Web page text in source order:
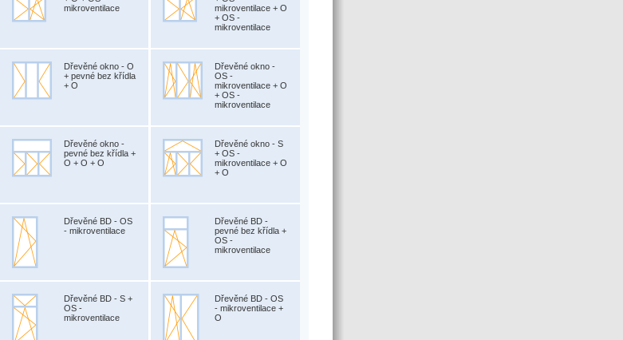
mikroventilace
mikroventilace + O
+ OS -
mikroventilace
Dřevěné okno - O
+ pevné bez křídla
+ O
Dřevěné okno -
OS -
mikroventilace + O
+ OS -
mikroventilace
Dřevěné okno -
pevné bez křídla +
O + O + O
Dřevěné okno - S
+ OS -
mikroventilace + O
+ O
Dřevěné BD - OS
- mikroventilace
Dřevěné BD -
pevné bez křídla +
OS -
mikroventilace
Dřevěné BD - S +
OS -
mikroventilace
Dřevěné BD - OS
- mikroventilace +
O